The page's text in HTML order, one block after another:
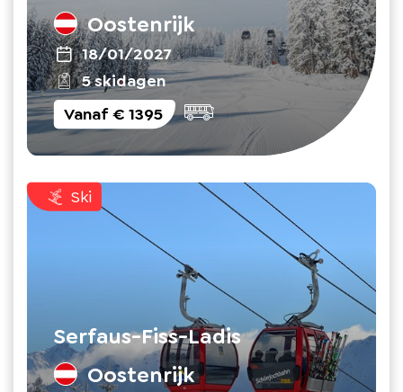
Oostenrijk
18/01/2027
5 skidagen
Vanaf€ 1395
Ski
Serfaus-Fiss-Ladis
Oostenrijk